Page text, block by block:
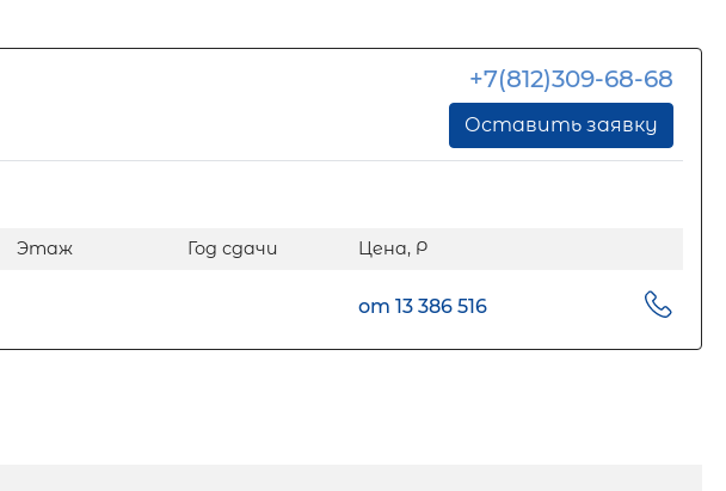
+7(812)309-68-68
Оставить заявку
Этаж Год сдачи Цена, Р
от 13 386 516